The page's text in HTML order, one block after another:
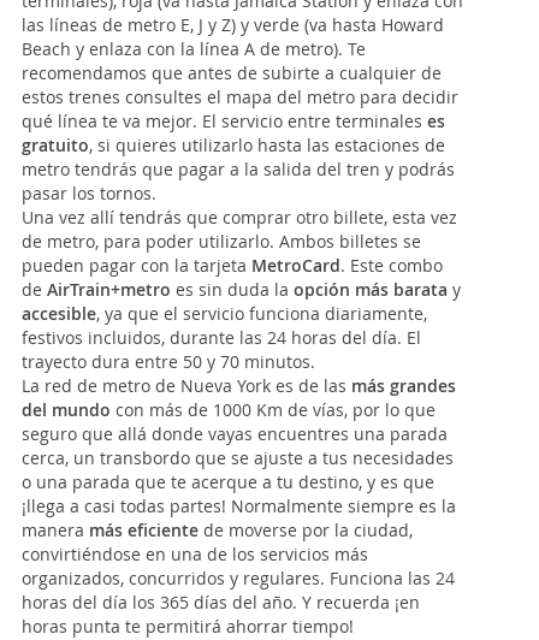
las líneas de metro E, J y Z) y verde (va hasta Howard
Beach y enlaza con la línea A de metro). Te
recomendamos que antes de subirte a cualquier de
estos trenes consultes el mapa del metro para decidir
qué línea te va mejor. El servicio entre terminales es
gratuito, si quieres utilizarlo hasta las estaciones de
metro tendrás que pagar a la salida del tren y podrás
pasar los tornos.
Una vez allí tendrás que comprar otro billete, esta vez
de metro, para poder utilizarlo. Ambos billetes se
pueden pagar con la tarjeta MetroCard. Este combo
de AirTrain+metro es sin duda la opción más barata y
accesible, ya que el servicio funciona diariamente,
festivos incluidos, durante las 24 horas del día. El
trayecto dura entre 50 y 70 minutos.
La red de metro de Nueva York es de las más grandes
del mundo con más de 1000 Km de vías, por lo que
seguro que allá donde vayas encuentres una parada
cerca, un transbordo que se ajuste a tus necesidades
o una parada que te acerque a tu destino, y es que
¡llega a casi todas partes! Normalmente siempre es la
manera más eficiente de moverse por la ciudad,
convirtiéndose en una de los servicios más
organizados, concurridos y regulares. Funciona las 24
horas del día los 365 días del año. Y recuerda ¡en
horas punta te permitirá ahorrar tiempo!